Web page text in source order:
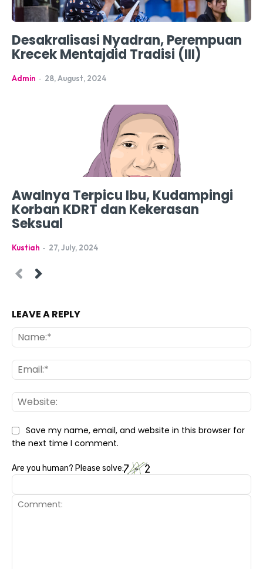
Desakralisasi Nyadran, Perempuan
Krecek Mentajdid Tradisi (III)
Admin - 28, August, 2024
Awalnya Terpicu Ibu, Kudampingi
Korban KDRT dan Kekerasan
Seksual
Kustiah - 27, July, 2024
LEAVE A REPLY
Save my name, email, and website in this browser for
the next time I comment.
Are you human? Please solve: